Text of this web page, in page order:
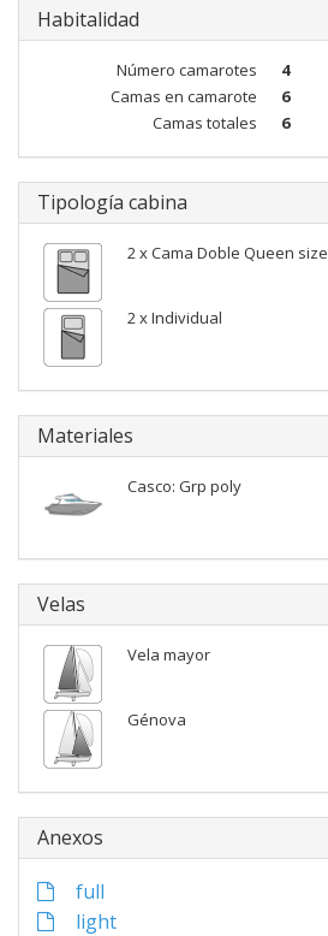
Habitalidad
Número camarotes
4
Camas en camarote
6
Camas totales
6
Tipología cabina
2 x Cama Doble Queen size
2 x Individual
Materiales
Casco: Grp poly
Velas
Vela mayor
Génova
Anexos
full
light